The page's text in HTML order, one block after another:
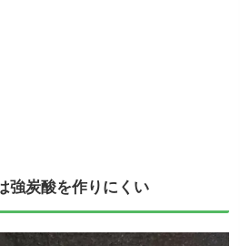
強炭酸を作りにくい